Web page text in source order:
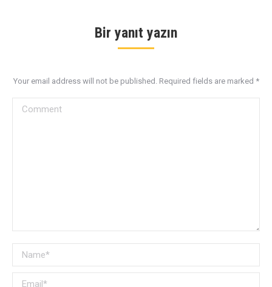
Bir yanıt yazın
Your email address will not be published. Required fields are marked *
Comment
Name *
Email *